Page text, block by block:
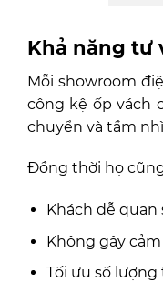
Khả năng tư
Mỗi showroom
công kệ ốp vách
chuyển và tầm
Đồng thời họ
Khách dễ
Không gây
Tối ưu số